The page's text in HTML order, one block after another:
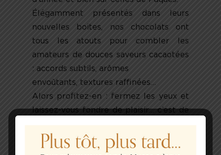
Élégamment présentés dans leurs
nouvelles boites, nos chocolats ont
tous les atouts pour combler les
amateurs de douces saveurs cacaotées
: accords subtils, arômes
envoûtants, textures raffinées…
Alors profitez-en : fermez les yeux et
laissez-vous fondre de plaisir… c’est de